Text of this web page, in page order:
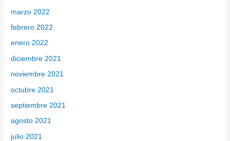
marzo 2022
febrero 2022
enero 2022
diciembre 2021
noviembre 2021
octubre 2021
septiembre 2021
agosto 2021
julio 2021